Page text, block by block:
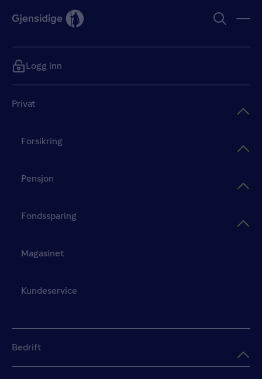
Privat
Forsikring
Pensjon
Fondssparing
Magasinet
Kundeservice
Bedrift
Logg inn